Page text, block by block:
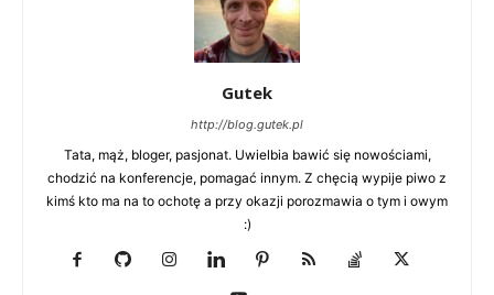
Gutek
http://blog.gutek.pl
Tata, mąż, bloger, pasjonat. Uwielbia bawić się nowościami,
chodzić na konferencje, pomagać innym. Z chęcią wypije piwo z
kimś kto ma na to ochotę a przy okazji porozmawia o tym i owym
:)